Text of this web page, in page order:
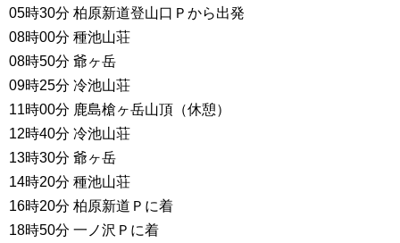
05時30分 柏原新道登山口Ｐから出発
08時00分 種池山荘
08時50分 爺ヶ岳
09時25分 冷池山荘
11時00分 鹿島槍ヶ岳山頂（休憩）
12時40分 冷池山荘
13時30分 爺ヶ岳
14時20分 種池山荘
16時20分 柏原新道Ｐに着
18時50分 一ノ沢Ｐに着